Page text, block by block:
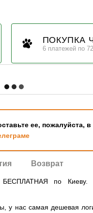
ПОКУПКА
6 платежей по
ее, пожалуйста,
Возврат
БЕСПЛАТНАЯ по Киеву.
у нас самая дешевая